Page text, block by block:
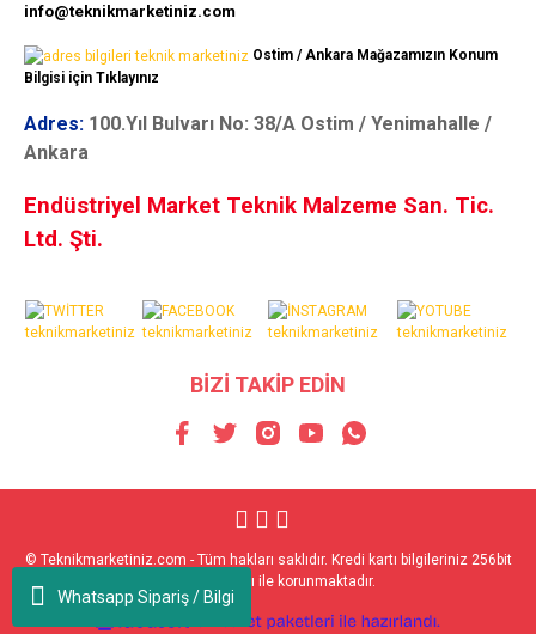
Whatsapp Sipariş / Bilgi
info@teknikmarketiniz.com
Ostim / Ankara Mağazamızın Konum
Bilgisi için Tıklayınız
Adres: 100.Yıl Bulvarı No: 38/A Ostim / Yenimahalle /
Ankara
Endüstriyel Market Teknik Malzeme San. Tic.
Ltd. Şti.
BİZİ TAKİP EDİN
© Teknikmarketiniz.com - Tüm hakları saklıdır. Kredi kartı bilgileriniz 256bit
SSL sertifikası ile korunmaktadır.
e-